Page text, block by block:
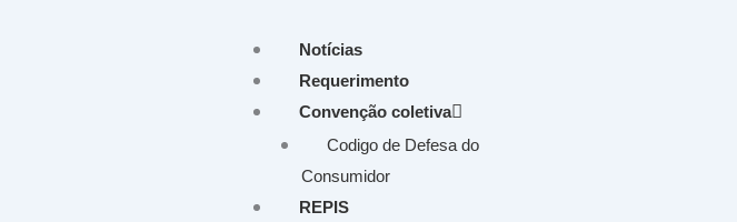
Notícias
Requerimento
Convenção coletiva
Codigo de Defesa do
Consumidor
REPIS